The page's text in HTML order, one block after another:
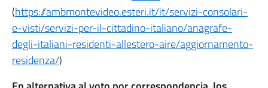
(https://ambmontevideo.esteri.it/it/servizi-consolari-
e-visti/servizi-per-il-cittadino-italiano/anagrafe-
degli-italiani-residenti-allestero-aire/aggiornamento-
residenza/)